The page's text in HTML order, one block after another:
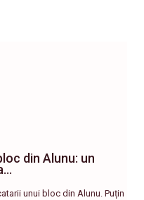
din Alunu: un
unui bloc din Alunu. Puțin